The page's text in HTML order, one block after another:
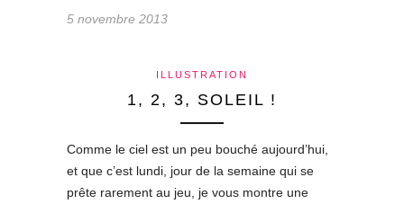
5 novembre 2013
ILLUSTRATION
1, 2, 3, SOLEIL !
Comme le ciel est un peu bouché aujourd’hui,
et que c’est lundi, jour de la semaine qui se
prête rarement au jeu, je vous montre une